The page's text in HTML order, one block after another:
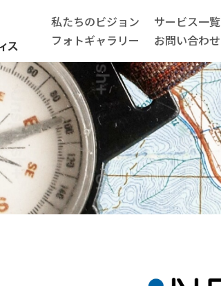
私たちのビジョン サービス一覧
フォトギャラリー
お問い合わせ